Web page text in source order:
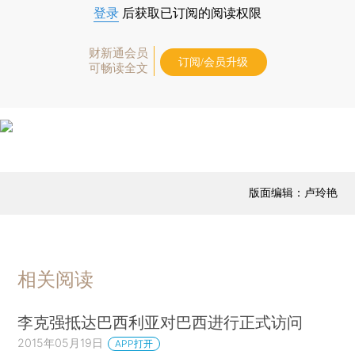
登录 后获取已订阅的阅读权限
财新通会员
可畅读全文
订阅/会员升级
版面编辑：卢玲艳
相关阅读
李克强抵达巴西利亚对巴西进行正式访问
2015年05月19日 APP打开